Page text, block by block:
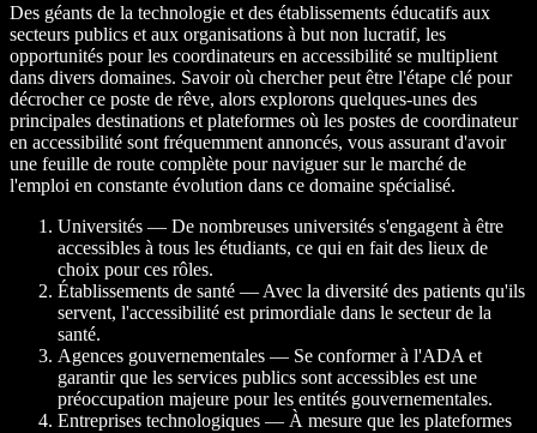
Des géants de la technologie et des établissements éducatifs aux
secteurs publics et aux organisations à but non lucratif, les
opportunités pour les coordinateurs en accessibilité se multiplient
dans divers domaines. Savoir où chercher peut être l'étape clé pour
décrocher ce poste de rêve, alors explorons quelques-unes des
principales destinations et plateformes où les postes de coordinateur
en accessibilité sont fréquemment annoncés, vous assurant d'avoir
une feuille de route complète pour naviguer sur le marché de
l'emploi en constante évolution dans ce domaine spécialisé.
Universités — De nombreuses universités s'engagent à être
accessibles à tous les étudiants, ce qui en fait des lieux de
choix pour ces rôles.
Établissements de santé — Avec la diversité des patients qu'ils
servent, l'accessibilité est primordiale dans le secteur de la
santé.
Agences gouvernementales — Se conformer à l'ADA et
garantir que les services publics sont accessibles est une
préoccupation majeure pour les entités gouvernementales.
Entreprises technologiques — À mesure que les plateformes